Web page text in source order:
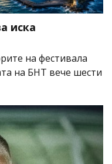
иска
на фестивала
на БНТ вече шести